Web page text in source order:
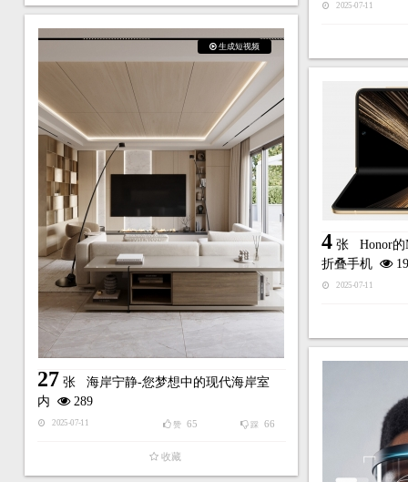
2025-07-11
生成短视频
27 张 海岸宁静-您梦想中的现代海岸室
内
289
2025-07-11 踩 66
赞 65
收藏
4张 Honor
折叠手机
2025-07-11